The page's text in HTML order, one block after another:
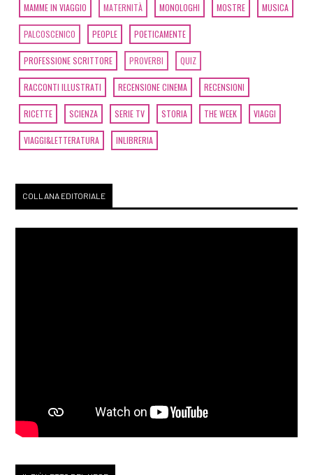
MAMME IN VIAGGIO MATERNITÀ MONOLOGHI MOSTRE MUSICA
PALCOSCENICO PEOPLE POETICAMENTE
PROFESSIONE SCRITTORE PROVERBI QUIZ
RACCONTI ILLUSTRATI RECENSIONE CINEMA RECENSIONI
RICETTE SCIENZA SERIE TV STORIA THE WEEK VIAGGI
VIAGGI&LETTERATURA INLIBRERIA
COLLANA EDITORIALE